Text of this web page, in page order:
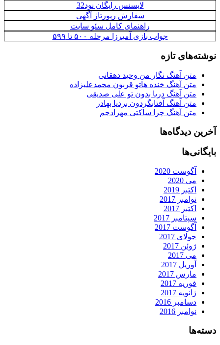
لایسنس رایگان نود32
سفارش رپورتاژ آگهی
راهنمای کامل سئو سایت
جواب بازی آمیرزا مرحله ۵۰۰ تا ۵۹۹
نوشته‌های تازه
متن آهنگ نگار من وحید دهقانی
متن آهنگ خنده هاتو قربون محمدعلیزاده
متن آهنگ دریا بدون تو علی صدیقی
متن آهنگ آفتابگردون بردیا بهادر
متن آهنگ چرا ساکتی مهرادجم
آخرین دیدگاه‌ها
بایگانی‌ها
آگوست 2020
می 2020
اکتبر 2019
نوامبر 2017
اکتبر 2017
سپتامبر 2017
آگوست 2017
جولای 2017
ژوئن 2017
می 2017
آوریل 2017
مارس 2017
فوریه 2017
ژانویه 2017
دسامبر 2016
نوامبر 2016
دسته‌ها